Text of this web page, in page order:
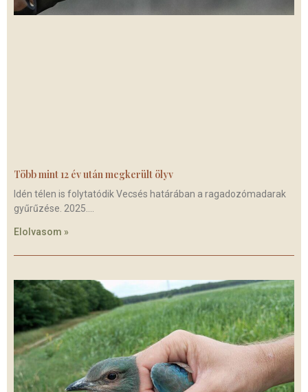
Több mint 12 év után megkerült ölyv
Idén télen is folytatódik Vecsés határában a ragadozómadarak
gyűrűzése. 2025.
Elolvasom »